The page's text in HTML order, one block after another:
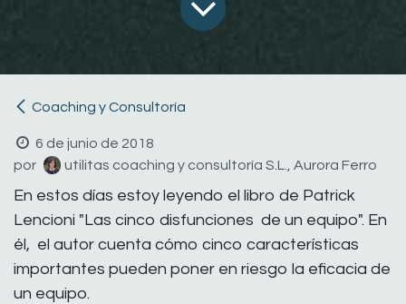
Coaching y Consultoría
6 de junio de 2018
por
utilitas coaching y consultoría S.L., Aurora Ferro
En estos días estoy leyendo el libro de Patrick
Lencioni "Las cinco disfunciones de un equipo". En
él, el autor cuenta cómo cinco características
importantes pueden poner en riesgo la eficacia de
un equipo.